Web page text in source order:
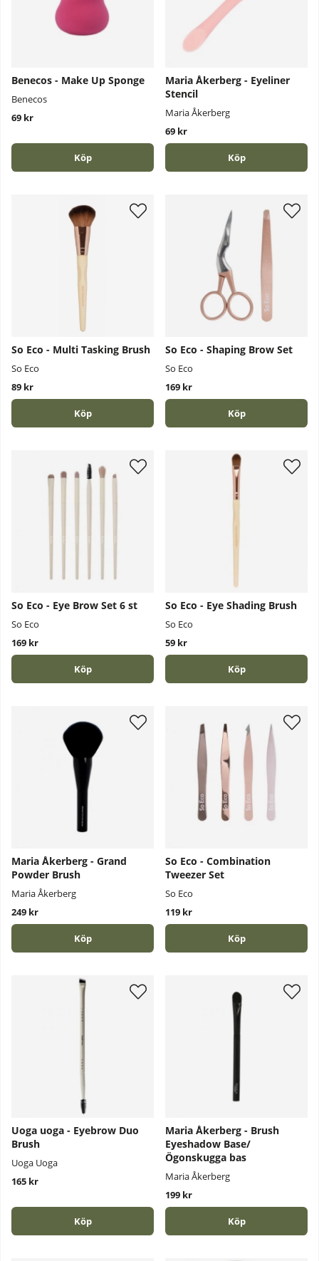
Benecos - Make Up Sponge
Benecos
69 kr
Köp
Maria Åkerberg - Eyeliner
Stencil
Maria Åkerberg
69 kr
Köp
So Eco - Multi Tasking Brush
So Eco
89 kr
Köp
So Eco - Shaping Brow Set
So Eco
169 kr
Köp
So Eco - Eye Brow Set 6 st
So Eco
169 kr
Köp
So Eco - Eye Shading Brush
So Eco
59 kr
Köp
Maria Åkerberg - Grand
Powder Brush
Maria Åkerberg
249 kr
Köp
So Eco - Combination
Tweezer Set
So Eco
119 kr
Köp
Uoga uoga - Eyebrow Duo
Brush
Uoga Uoga
165 kr
Köp
Maria Åkerberg - Brush
Eyeshadow Base/
Ögonskugga bas
Maria Åkerberg
199 kr
Köp